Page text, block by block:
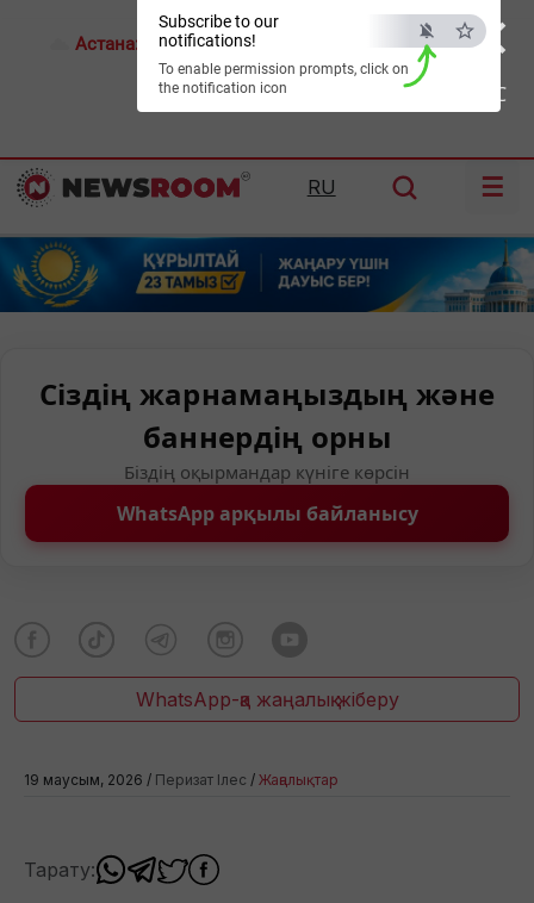
×
ESC
Subscribe to our
notifications!
To enable permission prompts, click on
the notification icon
Астана: 17°C Алматы: Шымкент:26°C
RU ☰
Сіздің жарнамаңыздың және
баннердің орны
Біздің оқырмандар күніге көрсін
WhatsApp арқылы байланысу
WhatsApp-қа жаңалық жіберу
19 маусым, 2026 / Перизат Ілес / Жаңалықтар
Тарату: